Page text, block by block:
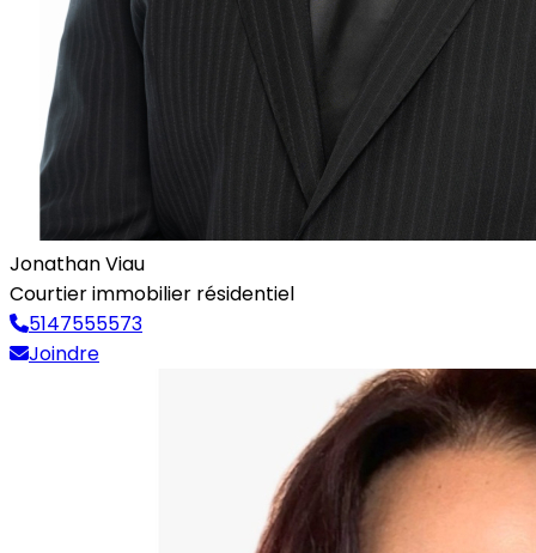
Jonathan Viau
Courtier immobilier résidentiel
5147555573
Joindre